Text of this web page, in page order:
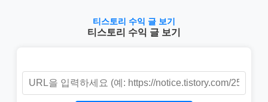
티스토리 수익 글 보기
티스토리 수익 글 보기